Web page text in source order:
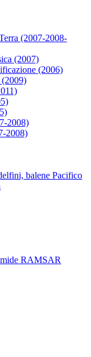
(2007-2008-
(2007)
(2006)
2008)
2008)
balene Pacifico
RAMSAR